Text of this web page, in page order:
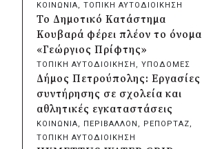
ψηφιακή μετάβαση των
επιχειρήσεων
πριν από 14 ώρες
Δήμος Σαρωνικού και
ΑΡΧΕΛΩΝ ενημερώνουν τους
λουόμενους για τη συνύπαρξη
με τις θαλάσσιες χελώνες
πριν από 14 ώρες
Δήμος Κυθήρων: Απαγόρευση
ΚΟΙΝΩΝΙΑ, ΤΟΠΙΚΗ ΑΥΤΟΔΙΟΙΚΗΣΗ
Το Δημοτικό Κατάστημα
Κουβαρά φέρει πλέον το όνομα
«Γεώργιος Πρίφτης»
ΤΟΠΙΚΗ ΑΥΤΟΔΙΟΙΚΗΣΗ , ΥΠΟΔΟΜΕΣ
Δήμος Πετρούπολης: Εργασίες
συντήρησης σε σχολεία και
αθλητικές εγκαταστάσεις
ΚΟΙΝΩΝΙΑ, ΠΕΡΙΒΑΛΛΟΝ , ΡΕΠΟΡΤΑΖ
ΤΟΠΙΚΗ ΑΥΤΟΔΙΟΙΚΗΣΗ